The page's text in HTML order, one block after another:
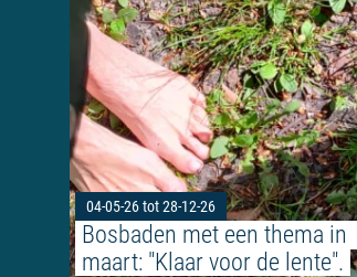
04-05-26 tot 28-12-26
Bosbaden met een thema in
maart: "Klaar voor de lente".